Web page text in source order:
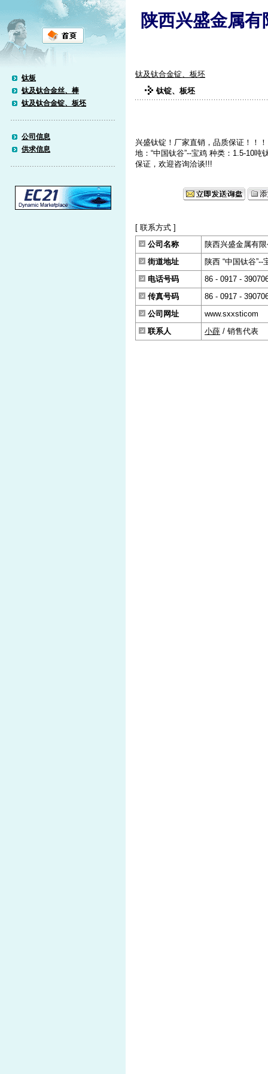
钛板
钛及钛合金丝、棒
钛及钛合金锭、板坯
公司信息
供求信息
陕西兴盛金属有
钛及钛合金锭、板坯
钛锭、板坯
兴盛钛锭！厂家直销，品质保证！！
地：“中国钛谷”--宝鸡 种类：1.5-10
保证，欢迎咨询洽谈!!!
[ 联系方式 ]
公司名称
陕西兴盛金属有
街道地址
陕西 “中国钛谷
电话号码
86 - 0917 -
传真号码
86 - 0917 -
公司网址
www.sxxsticom
联系人
小薛 / 销售代表